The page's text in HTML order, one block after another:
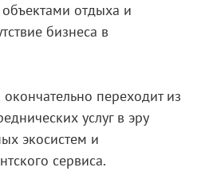
отдыха и
бизнеса в
переходит из
услуг в эру
экосистем и
сервиса.